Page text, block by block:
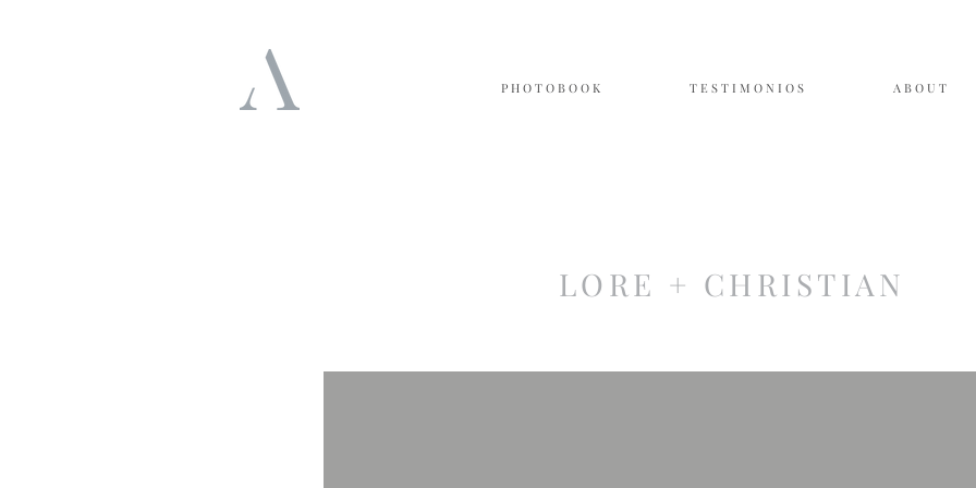
P H O T O B O O K T E S T I M O N I O S A B O U T
LORE + CHRISTIAN